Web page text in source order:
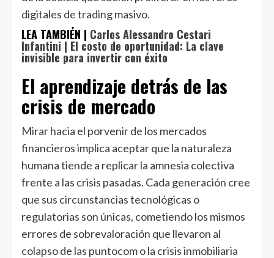
digitales de trading masivo.
LEA TAMBIÉN | Carlos Alessandro Cestari
Infantini | El costo de oportunidad: La clave
invisible para invertir con éxito
El aprendizaje detrás de las
crisis de mercado
Mirar hacia el porvenir de los mercados
financieros implica aceptar que la naturaleza
humana tiende a replicar la amnesia colectiva
frente a las crisis pasadas. Cada generación cree
que sus circunstancias tecnológicas o
regulatorias son únicas, cometiendo los mismos
errores de sobrevaloración que llevaron al
colapso de las puntocom o la crisis inmobiliaria